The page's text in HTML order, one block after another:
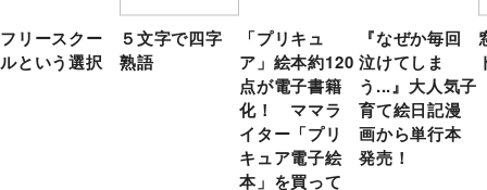
フリースクー
ルという選択
５文字で四字
熟語
「プリキュ
ア」絵本約120
点が電子書籍
化！ ママラ
イター「プリ
キュア電子絵
本」を買って
『なぜか毎回
泣けてしま
う...』大人気子
育て絵日記漫
画から単行本
発売！